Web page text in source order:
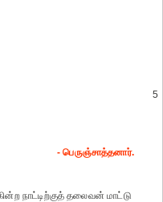
5
- பெருஞ்சாத்தனார்.
நாட்டிற்குத் தலைவன் மாட்டு